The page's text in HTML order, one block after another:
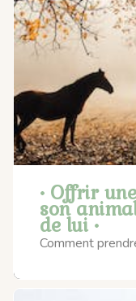
• Offrir
son
de lui •
Comment